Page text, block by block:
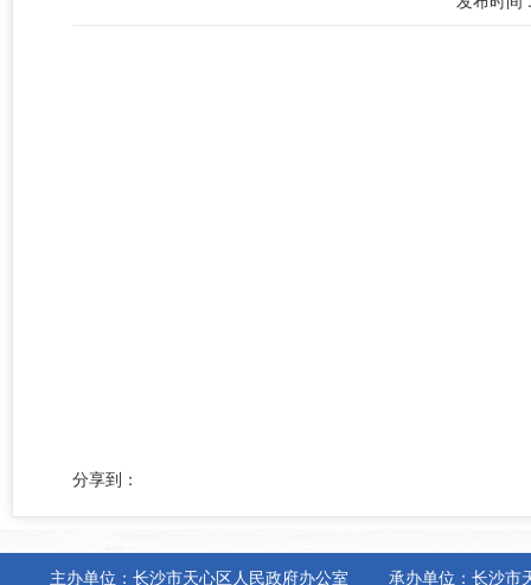
分享到：
主办单位：长沙市天心区人民政府办公室 承办单位：长沙市